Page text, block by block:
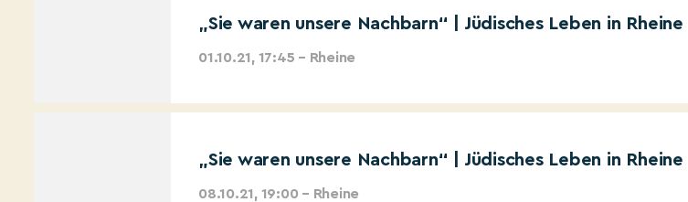
„Sie waren unsere Nachbarn“ | Jüdisches Leben in Rheine
01.10.21, 17:45 – Rheine
„Sie waren unsere Nachbarn“ | Jüdisches Leben in Rheine
08.10.21, 19:00 – Rheine